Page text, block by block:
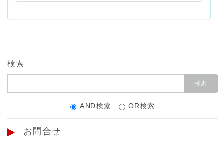
検索
AND検索 OR検索
お問合せ